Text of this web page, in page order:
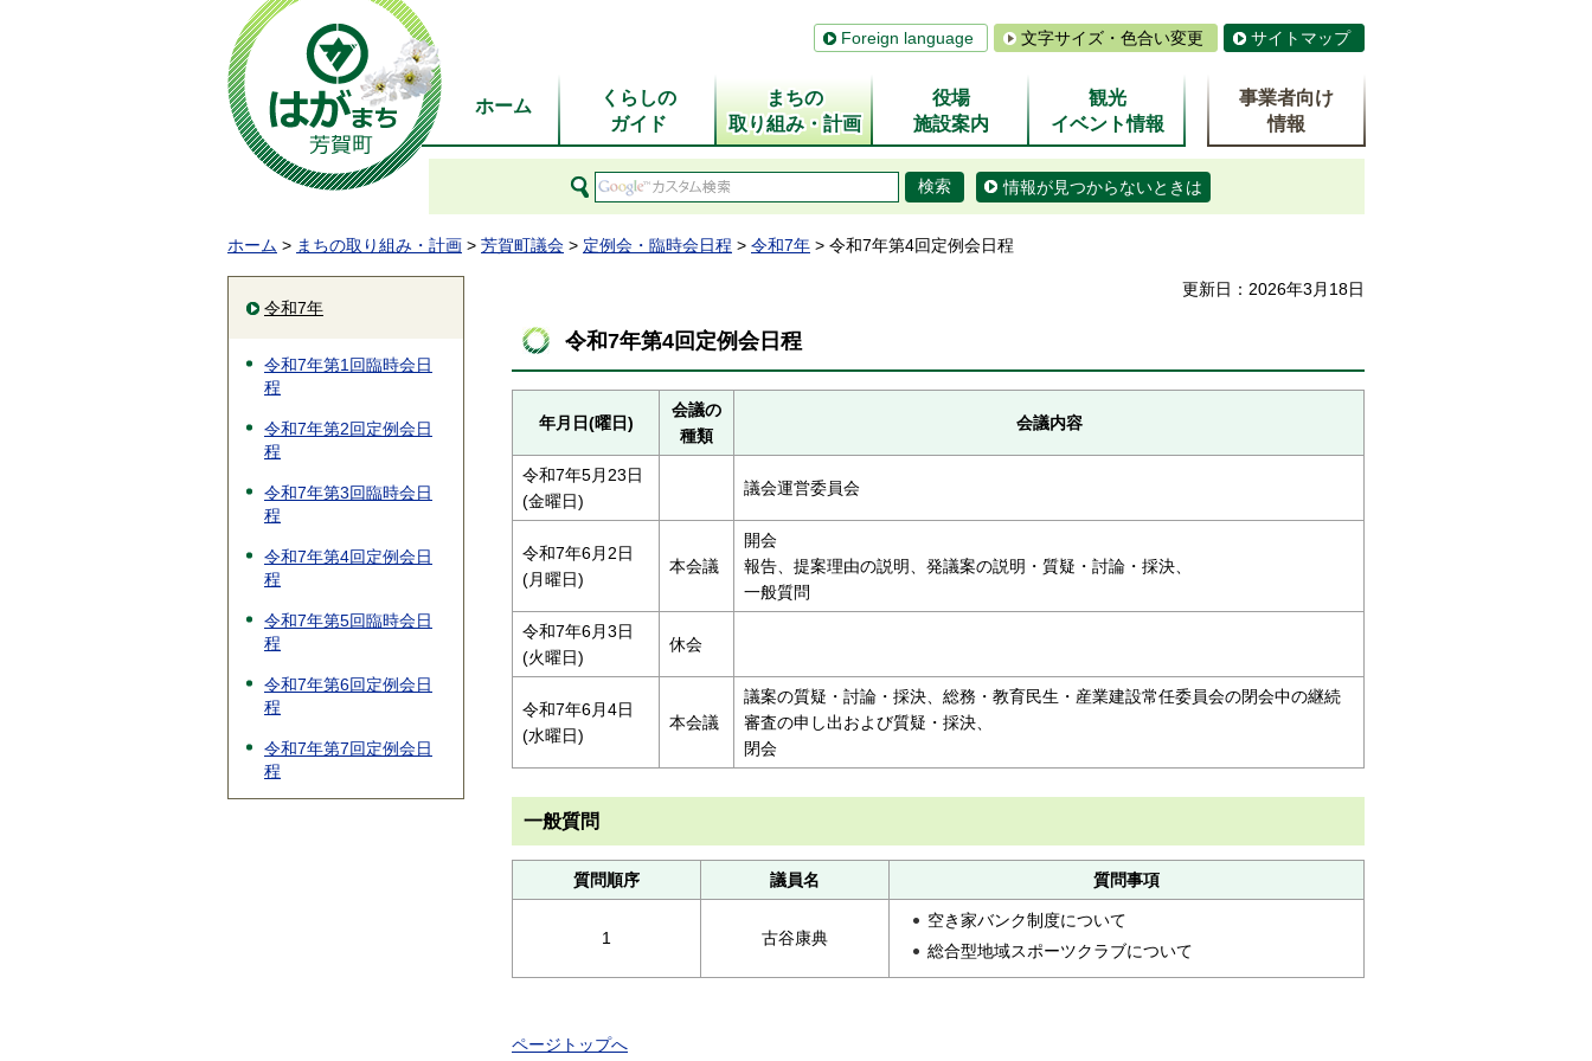
Foreign language 文字サイズ・色合い変更 サイトマップ
ホーム
くらしの
ガイド
まちの
取り組み・計画
役場
施設案内
観光
イベント情報
事業者向け
情報
情報が見つからないときは
ホーム > まちの取り組み・計画 > 芳賀町議会 > 定例会・臨時会日程 > 令和7年 > 令和7年第4回定例会日程
令和7年
令和7年第1回臨時会日
程
令和7年第2回定例会日
程
令和7年第3回臨時会日
程
令和7年第4回定例会日
程
令和7年第5回臨時会日
程
令和7年第6回定例会日
程
令和7年第7回定例会日
程
更新日：2026年3月18日
令和7年第4回定例会日程
年月日(曜日)
会議の
種類
会議内容
令和7年5月23日
(金曜日)
議会運営委員会
令和7年6月2日
(月曜日)
本会議
開会
報告、提案理由の説明、発議案の説明・質疑・討論・採決、
一般質問
令和7年6月3日
(火曜日)
休会
令和7年6月4日
(水曜日)
本会議
議案の質疑・討論・採決、総務・教育民生・産業建設常任委員会の閉会中の継続
審査の申し出および質疑・採決、
閉会
一般質問
質問順序 議員名 質問事項
1 古谷康典
空き家バンク制度について
総合型地域スポーツクラブについて
ページトップへ